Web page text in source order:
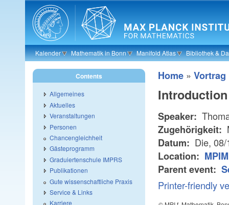
Skip to main content
Kalender Mathematik in Bonn Manifold Atlas Bibliothek &
Home » Vortrag
Speaker:
Zugehörigkeit:
Datum: Die,
Location:
Parent event:
Printer-friendly
Contents
Allgemeines
Aktuelles
Veranstaltungen
Personen
Chancengleichheit
Gästeprogramm
Graduiertenschule IMPRS
Publikationen
Gute wissenschaftliche Praxis
Service & Links
Karriere